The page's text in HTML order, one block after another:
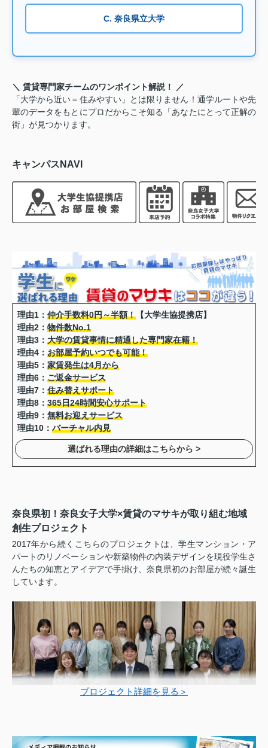
C. 奈良県立大学
＼ 賃貸専門家チームのワンポイント解説！ ／
「大学から近い＝住みやすい」とは限りません！通学ルートや先
輩のデータをもとにプロだからこそ知る「あなたにとって正解の
街」が見つかります。
キャンパスNAVI
理由1：仲介手数料0円～半額！ 【大学生協提携店】
理由2：物件数No.1
理由3：大学の賃貸事情に精通した専門家在籍！
理由4：お部屋予約いつでも可能！
理由5：家賃発生は4月から
理由6：ご返金サービス
理由7：住み替えサポート
理由8：365日24時間安心サポート
理由9：無料お迎えサービス
理由10：バーチャル内見
選ばれる理由の詳細はこちらから >
奈良県初！奈良女子大学×賃貸のマサキが取り組む地域
創生プロジェクト
2017年から続くこちらのプロジェクトは、学生マンション・ア
パートのリノベーションや新築物件の内装デザインを現役学生さ
んたちの知恵とアイデアで手掛け、奈良県初のお部屋が続々誕生
しています。
プロジェクト詳細を見る＞